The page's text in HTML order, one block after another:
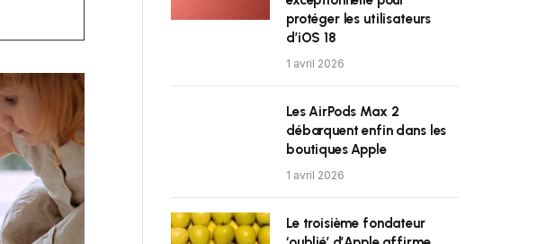
protéger les utilisateurs
d’iOS 18
1 avril 2026
Les AirPods Max 2
débarquent enfin dans les
boutiques Apple
1 avril 2026
Le troisième fondateur